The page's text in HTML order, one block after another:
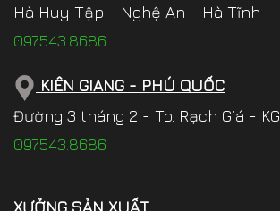
Hà Huy Tập - Nghệ An - Hà Tĩnh
097.543.8686
KIÊN GIANG - PHÚ QUỐC
Đường 3 tháng 2 - Tp. Rạch Giá - KG.
097.543.8686
XƯỞNG SẢN XUẤT